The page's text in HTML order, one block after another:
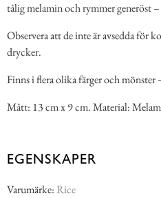
tålig melamin och rymmer generöst
Observera att de inte är avsedda för
drycker.
Finns i flera olika färger och mönster
Mått: 13 cm x 9 cm. Material:
EGENSKAPER
Varumärke: Rice